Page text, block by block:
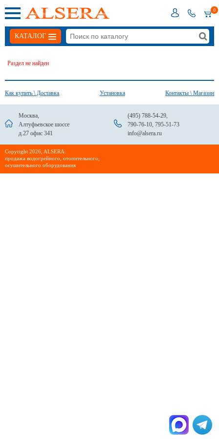
0
КАТАЛОГ
Раздел не найден
Как купить \ Доставка Установка Контакты \ Магазин
Москва,
Алтуфьевское шоссе
д.27 офис 341
(495) 788-54-29,
790-76-10, 795-51-73
info@alsera.ru
Сopyright 2026, ALSERA:
продажа водогрейного, отопительного,
осушительного оборудования